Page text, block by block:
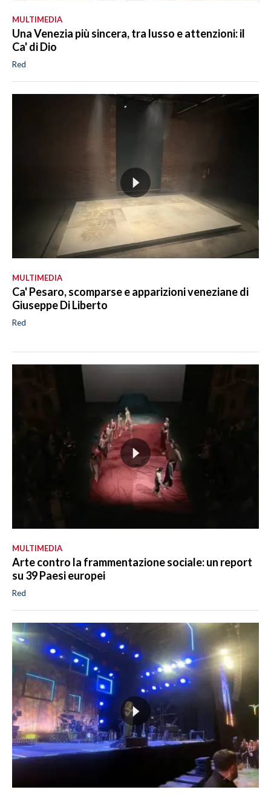
MULTIMEDIA
Una Venezia più sincera, tra lusso e attenzioni: il
Ca' di Dio
Red
MULTIMEDIA
Ca' Pesaro, scomparse e apparizioni veneziane di
Giuseppe Di Liberto
Red
MULTIMEDIA
Arte contro la frammentazione sociale: un report
su 39 Paesi europei
Red